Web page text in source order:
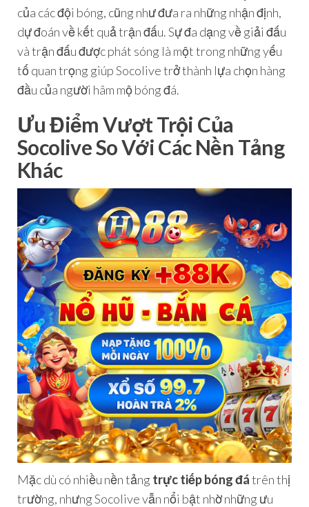
của các đội bóng, cũng như đưa ra những nhận định,
dự đoán về kết quả trận đấu. Sự đa dạng về giải đấu
và trận đấu được phát sóng là một trong những yếu
tố quan trọng giúp Socolive trở thành lựa chọn hàng
đầu của người hâm mộ bóng đá.
Ưu Điểm Vượt Trội Của
Socolive So Với Các Nền Tảng
Khác
Mặc dù có nhiều nền tảng trực tiếp bóng đátrên thị
trường, nhưng Socolive vẫn nổi bật nhờ những ưu